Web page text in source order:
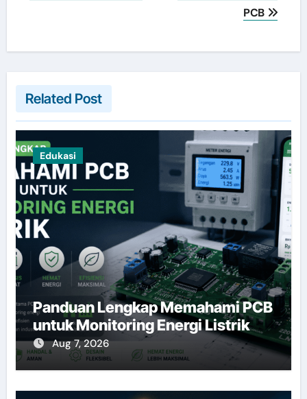
PCB
Related Post
Edukasi
Panduan Lengkap Memahami PCB
untuk Monitoring Energi Listrik
Aug 7, 2026